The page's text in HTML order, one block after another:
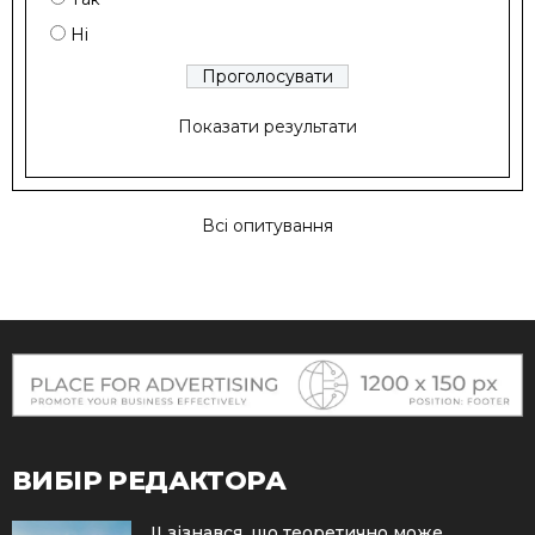
Ні
Показати результати
Всі опитування
ВИБІР РЕДАКТОРА